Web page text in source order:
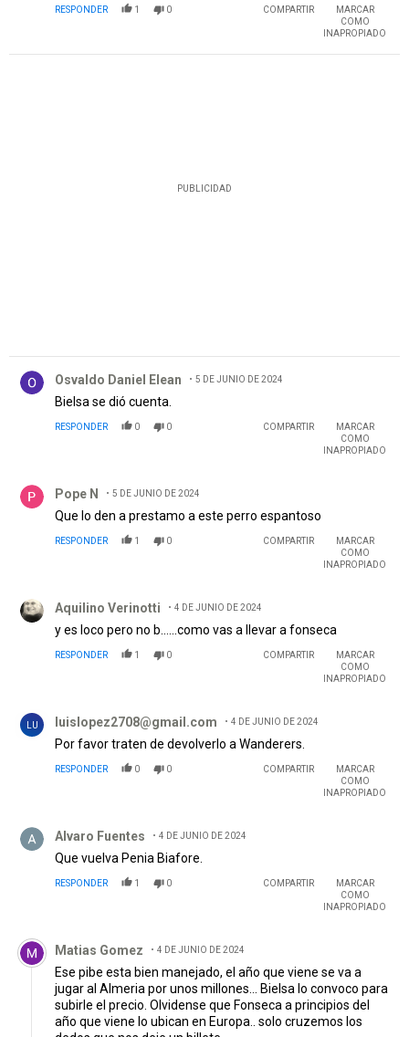
RESPONDER 1 0 COMPARTIR
MARCAR
COMO
INAPROPIADO
PUBLICIDAD
Osvaldo Daniel Elean 5 DE JUNIO DE 2024
Bielsa se dió cuenta.
RESPONDER 0 0 COMPARTIR
MARCAR
COMO
INAPROPIADO
Pope N 5 DE JUNIO DE 2024
Que lo den a prestamo a este perro espantoso
RESPONDER 1 0 COMPARTIR
MARCAR
COMO
INAPROPIADO
Aquilino Verinotti 4 DE JUNIO DE 2024
y es loco pero no b......como vas a llevar a fonseca
RESPONDER 1 0 COMPARTIR
MARCAR
COMO
INAPROPIADO
LU luislopez2708@gmail.com 4 DE JUNIO DE 2024
Por favor traten de devolverlo a Wanderers.
RESPONDER 0 0 COMPARTIR
MARCAR
COMO
INAPROPIADO
Alvaro Fuentes 4 DE JUNIO DE 2024
Que vuelva Penia Biafore.
RESPONDER 1 0 COMPARTIR
MARCAR
COMO
INAPROPIADO
Comentario de Matias Gomez.
Matias Gomez 4 DE JUNIO DE 2024
Ese pibe esta bien manejado, el año que viene se va a
jugar al Almeria por unos millones... Bielsa lo convoco para
subirle el precio. Olvidense que Fonseca a principios del
año que viene lo ubican en Europa.. solo cruzemos los